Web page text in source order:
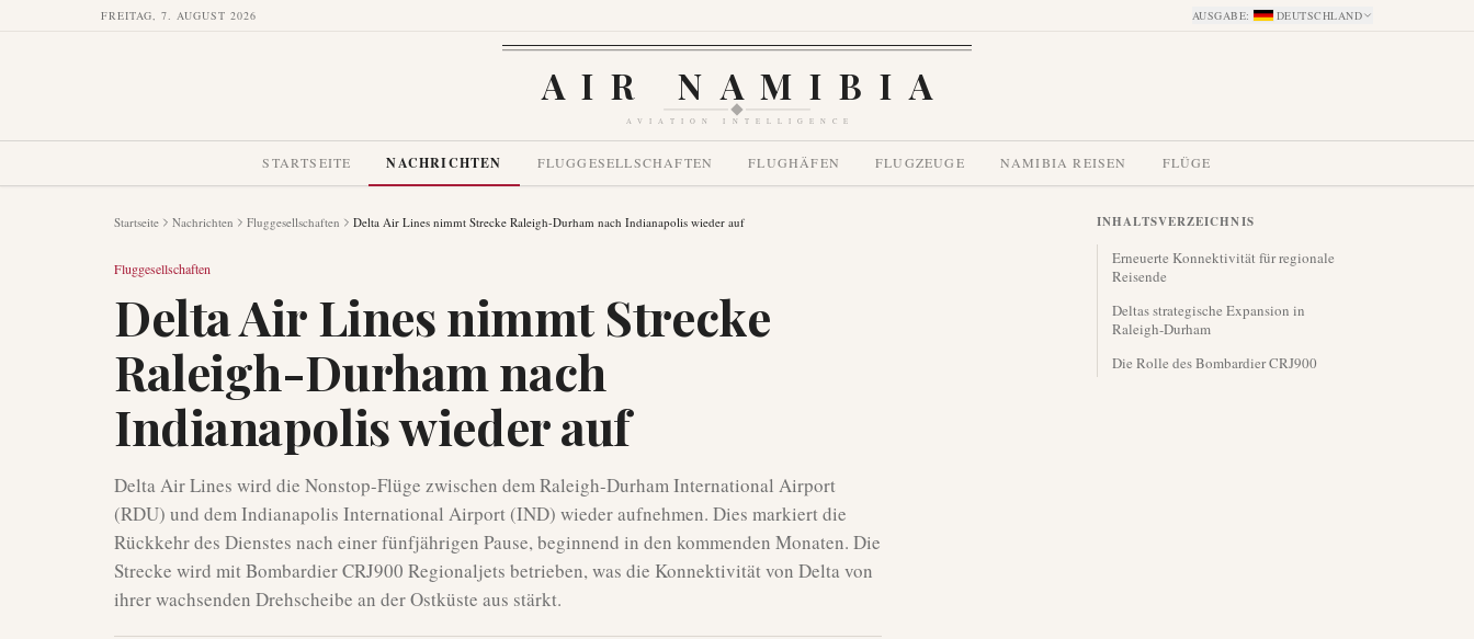
FREITAG, 7. AUGUST 2026 AUSGABE: DEUTSCHLAND
AIR NAMIBIA
AVIATION INTELLIGENCE
STARTSEITE NACHRICHTEN FLUGGESELLSCHAFTEN FLUGHÄFEN FLUGZEUGE NAMIBIA REISEN FLÜGE
Startseite Nachrichten Fluggesellschaften Delta Air Lines nimmt Strecke Raleigh-Durham nach Indianapolis wieder auf
Fluggesellschaften
Delta Air Lines nimmt Strecke
Raleigh-Durham nach
Indianapolis wieder auf
Delta Air Lines wird die Nonstop-Flüge zwischen dem Raleigh-Durham International Airport
(RDU) und dem Indianapolis International Airport (IND) wieder aufnehmen. Dies markiert die
Rückkehr des Dienstes nach einer fünfjährigen Pause, beginnend in den kommenden Monaten. Die
Strecke wird mit Bombardier CRJ900 Regionaljets betrieben, was die Konnektivität von Delta von
ihrer wachsenden Drehscheibe an der Ostküste aus stärkt.
INHALTSVERZEICHNIS
Erneuerte Konnektivität für regionale
Reisende
Deltas strategische Expansion in
Raleigh-Durham
Die Rolle des Bombardier CRJ900